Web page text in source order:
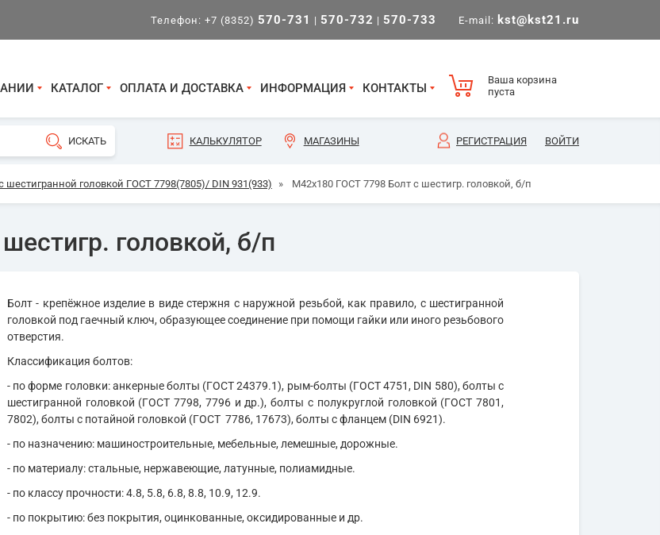
Телефон: +7 (8352) 570-731 | 570-732 | 570-733 E-mail: kst@kst21.ru
КАТАЛОГ ОПЛАТА И ДОСТАВКА ИНФОРМАЦИЯ КОНТАКТЫ
Ваша корзина
пуста
КАЛЬКУЛЯТОР МАГАЗИНЫ РЕГИСТРАЦИЯ ВОЙТИ
шестигранной головкой ГОСТ 7798(7805)/ DIN 931(933) » М42х180 ГОСТ 7798 Болт с шестигр. головкой, б/п
головкой, б/п
Болт - крепёжное изделие в виде стержня с наружной резьбой, как правило, с шестигранной
головкой под гаечный ключ, образующее соединение при помощи гайки или иного резьбового
отверстия.
Классификация болтов:
- по форме головки: анкерные болты (ГОСТ 24379.1), рым-болты (ГОСТ 4751, DIN 580), болты с
шестигранной головкой (ГОСТ 7798, 7796 и др.), болты с полукруглой головкой (ГОСТ 7801,
7802), болты с потайной головкой (ГОСТ 7786, 17673), болты с фланцем (DIN 6921).
- по назначению: машиностроительные, мебельные, лемешные, дорожные.
- по материалу: стальные, нержавеющие, латунные, полиамидные.
- по классу прочности: 4.8, 5.8, 6.8, 8.8, 10.9, 12.9.
- по покрытию: без покрытия, оцинкованные, оксидированные и др.